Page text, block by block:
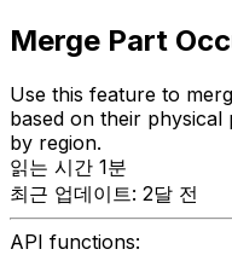
Merge Part
Use this feature to
based on their physical
by region.
읽는 시간 1분
최근 업데이트: 2달 전
API functions: